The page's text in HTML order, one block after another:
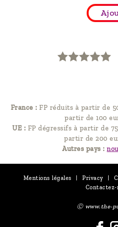
France : FP réduits à partir de
partir de 100
UE : FP dégressifs à partir de
partir de 200
Autres pays :
Mentions légales | Privacy |
Contactez-
Ⓒ www.the-